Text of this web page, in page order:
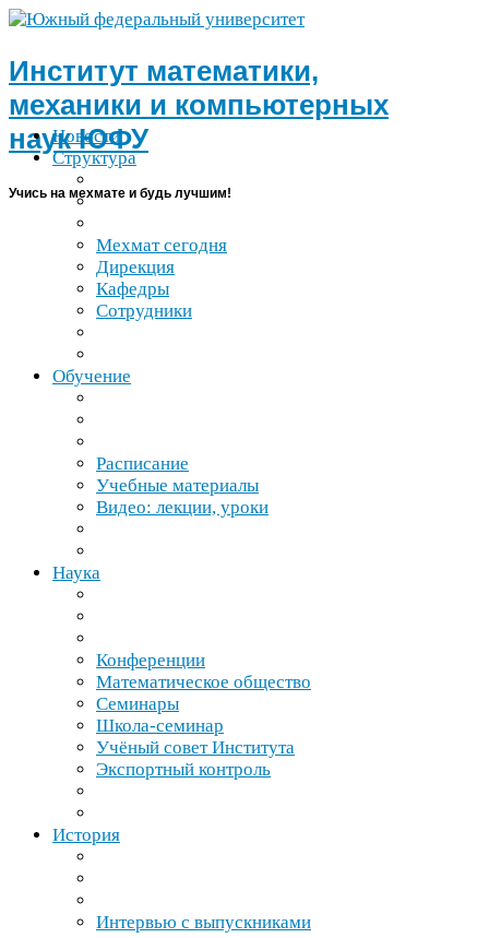
Институт математики,
механики и компьютерных
наукЮФУ
Учись на мехмате и будь лучшим!
Новости
Структура
Мехмат сегодня
Дирекция
Кафедры
Сотрудники
Обучение
Расписание
Учебные материалы
Видео: лекции, уроки
Наука
Конференции
Математическое общество
Семинары
Школа-​семинар
Учёный совет Института
Экспортный контроль
История
Интервью с выпускниками